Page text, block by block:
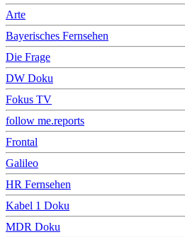
Arte
Bayerisches Fernsehen
Die Frage
DW Doku
Fokus TV
follow me.reports
Frontal
Galileo
HR Fernsehen
Kabel 1 Doku
MDR Doku